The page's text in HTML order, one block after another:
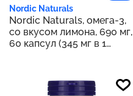
Nordic Naturals
Nordic Naturals, омега-3,
со вкусом лимона, 690 мг,
60 капсул (345 мг в 1